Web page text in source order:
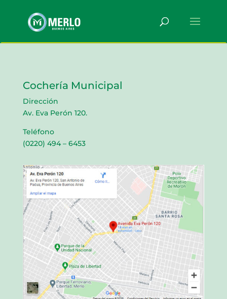
Cochería Municipal
Dirección
Av. Eva Perón 120.
Teléfono
(0220) 494 – 6453